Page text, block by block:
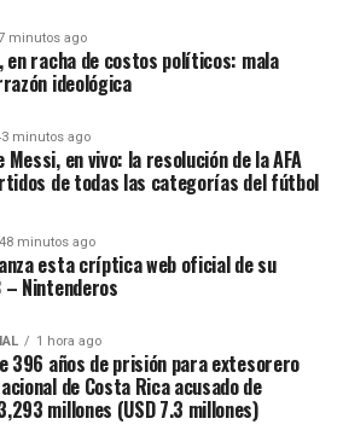
antes. En mayo,fue dado de
buscaba eliminar de hecho el
Barrios Populares. Fue el
señal es que estaban todos
nadie se cerraba al diálogo
que el fracaso oficialista
en evidencia un
provincialesy ciertohartazgo
Casa Rosada.
minutos ago
en racha de costos políticos: mala
ideológica
minutos ago
en vivo: la resolución de la AFA
de todas las categorías del fútbol
48 minutos ago
esta críptica web oficial de su
– Nintenderos
1 hora ago
396 años de prisión para extesorero
de Costa Rica acusado de
millones (USD 7.3 millones)